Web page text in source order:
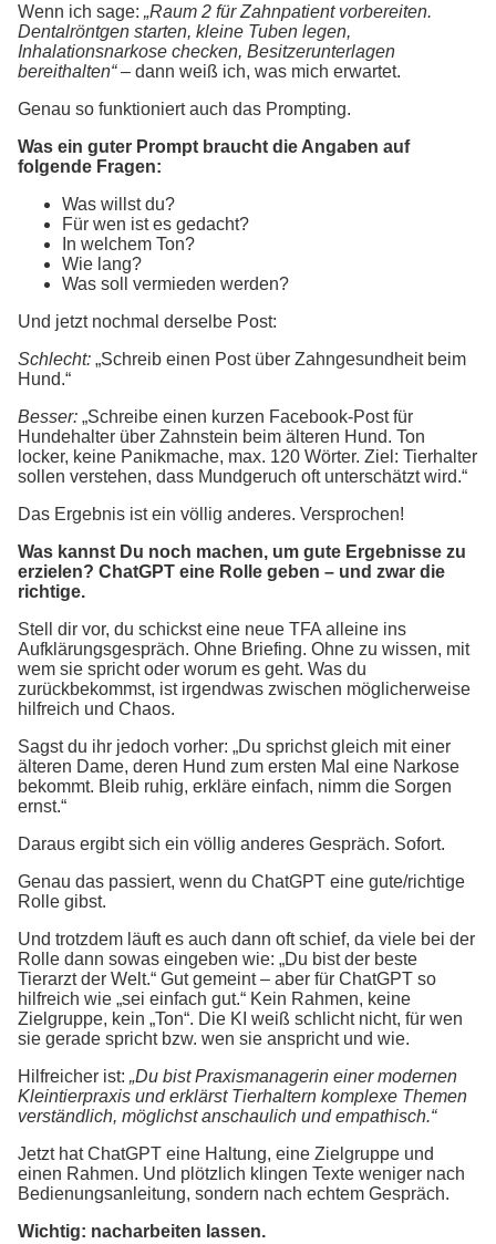
Wenn ich sage: „Raum 2 für Zahnpatient vorbereiten.
Dentalröntgen starten, kleine Tuben legen,
Inhalationsnarkose checken, Besitzerunterlagen
bereithalten“– dann weiß ich, was mich erwartet.
Genau so funktioniert auch das Prompting.
Was ein guter Prompt braucht die Angaben auf
folgende Fragen:
Was willst du?
Für wen ist es gedacht?
In welchem Ton?
Wie lang?
Was soll vermieden werden?
Und jetzt nochmal derselbe Post:
Schlecht: „Schreib einen Post über Zahngesundheit beim
Hund.“
Besser: „Schreibe einen kurzen Facebook-Post für
Hundehalter über Zahnstein beim älteren Hund. Ton
locker, keine Panikmache, max. 120 Wörter. Ziel: Tierhalter
sollen verstehen, dass Mundgeruch oft unterschätzt wird.“
Das Ergebnis ist ein völlig anderes. Versprochen!
Was kannst Du noch machen, um gute Ergebnisse zu
erzielen? ChatGPT eine Rolle geben – und zwar die
richtige.
Stell dir vor, du schickst eine neue TFA alleine ins
Aufklärungsgespräch. Ohne Briefing. Ohne zu wissen, mit
wem sie spricht oder worum es geht. Was du
zurückbekommst, ist irgendwas zwischen möglicherweise
hilfreich und Chaos.
Sagst du ihr jedoch vorher: „Du sprichst gleich mit einer
älteren Dame, deren Hund zum ersten Mal eine Narkose
bekommt. Bleib ruhig, erkläre einfach, nimm die Sorgen
ernst.“
Daraus ergibt sich ein völlig anderes Gespräch. Sofort.
Genau das passiert, wenn du ChatGPT eine gute/richtige
Rolle gibst.
Und trotzdem läuft es auch dann oft schief, da viele bei der
Rolle dann sowas eingeben wie: „Du bist der beste
Tierarzt der Welt.“ Gut gemeint – aber für ChatGPT so
hilfreich wie „sei einfach gut.“ Kein Rahmen, keine
Zielgruppe, kein „Ton“. Die KI weiß schlicht nicht, für wen
sie gerade spricht bzw. wen sie anspricht und wie.
Hilfreicher ist: „Du bist Praxismanagerin einer modernen
Kleintierpraxis und erklärst Tierhaltern komplexe Themen
verständlich, möglichst anschaulich und empathisch.“
Jetzt hat ChatGPT eine Haltung, eine Zielgruppe und
einen Rahmen. Und plötzlich klingen Texte weniger nach
Bedienungsanleitung, sondern nach echtem Gespräch.
Wichtig: nacharbeiten lassen.